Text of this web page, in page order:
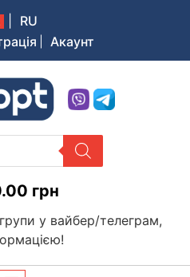
RU
Акаунт
платформа в Україні
грн
у вайбер/телеграм,